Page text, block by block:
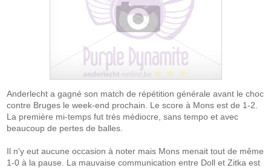
Anderlecht a gagné son match de répétition générale avant le choc
contre Bruges le week-end prochain. Le score à Mons est de 1-2.
La première mi-temps fut très médiocre, sans tempo et avec
beaucoup de pertes de balles.
Il n'y eut aucune occasion à noter mais Mons menait tout de même
1-0 à la pause. La mauvaise communication entre Doll et Zitka est